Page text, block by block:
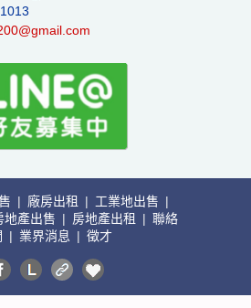
| 廠房出租 | 工業地出售 |
地產出售 | 房地產出租 | 聯絡
| 業界消息 | 徵才